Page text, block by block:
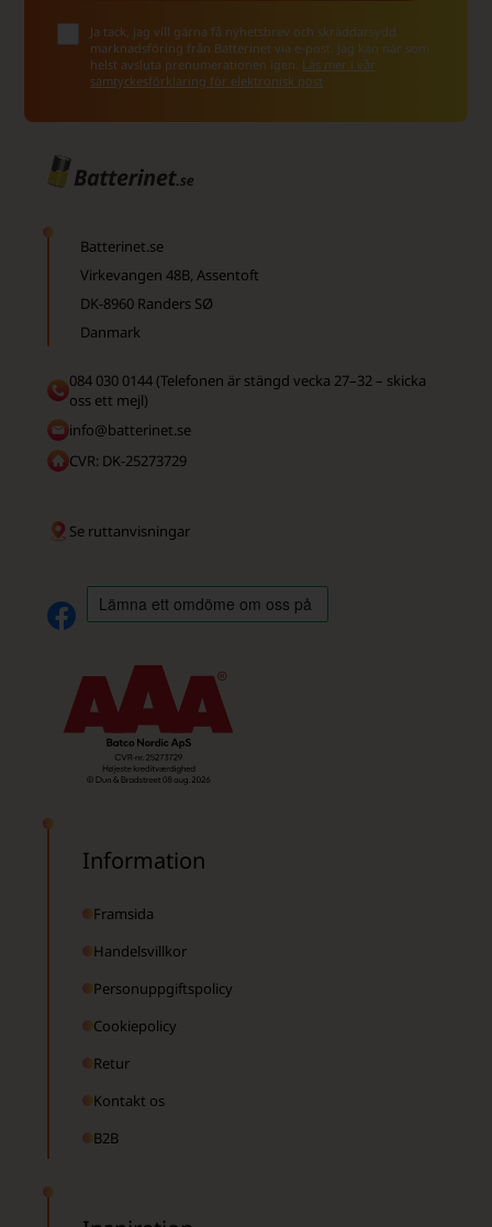
Ja tack, jag vill gärna få nyhetsbrev och skräddarsydd
marknadsföring från Batterinet via e-post. Jag kan när som
helst avsluta prenumerationen igen. Läs mer i vår
samtyckesförklaring för elektronisk post
Batterinet.se
Virkevangen 48B, Assentoft
DK-8960 Randers SØ
Danmark
084 030 0144 (Telefonen är stängd vecka 27–32 – skicka
oss ett mejl)
info@batterinet.se
CVR: DK-25273729
Se ruttanvisningar
Information
Framsida
Handelsvillkor
Personuppgiftspolicy
Cookiepolicy
Retur
Kontakt os
B2B